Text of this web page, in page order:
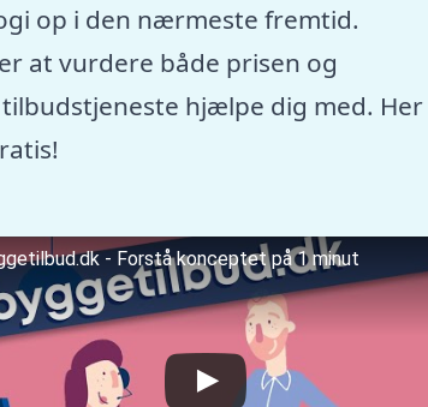
op i den nærmeste fremtid.
at vurdere både prisen og
hjælpe dig med. Her
- Forstå konceptet på 1 minut